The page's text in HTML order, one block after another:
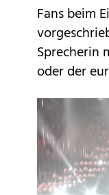
Fans beim
Sprecherin
oder der